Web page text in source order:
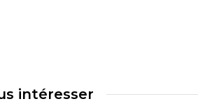
intéresser